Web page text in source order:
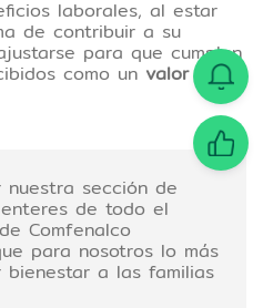
laborales, al estar
de contribuir a su
para que cumplan
como un valor
sección de
de todo el
Comfenalco
para nosotros lo más
a las familias